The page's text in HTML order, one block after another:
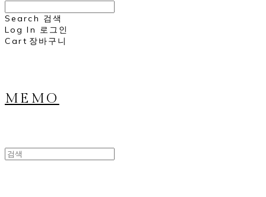
Search 검색
Log In 로그인
Cart 장바구니
MEMO